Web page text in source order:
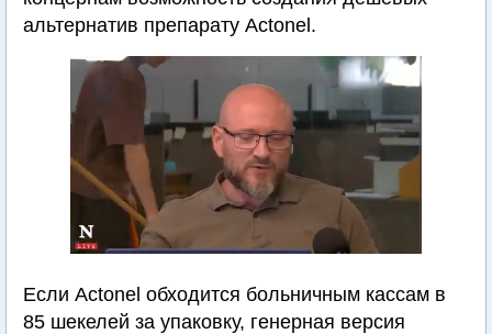
альтернатив препарату Actonel.
Если Actonel обходится больничным кассам в
85 шекелей за упаковку, генерная версия